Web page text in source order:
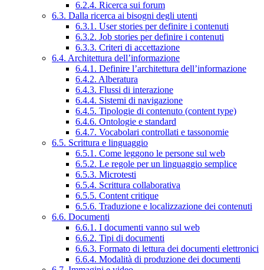
6.2.4. Ricerca sui forum
6.3. Dalla ricerca ai bisogni degli utenti
6.3.1. User stories per definire i contenuti
6.3.2. Job stories per definire i contenuti
6.3.3. Criteri di accettazione
6.4. Architettura dell’informazione
6.4.1. Definire l’architettura dell’informazione
6.4.2. Alberatura
6.4.3. Flussi di interazione
6.4.4. Sistemi di navigazione
6.4.5. Tipologie di contenuto (content type)
6.4.6. Ontologie e standard
6.4.7. Vocabolari controllati e tassonomie
6.5. Scrittura e linguaggio
6.5.1. Come leggono le persone sul web
6.5.2. Le regole per un linguaggio semplice
6.5.3. Microtesti
6.5.4. Scrittura collaborativa
6.5.5. Content critique
6.5.6. Traduzione e localizzazione dei contenuti
6.6. Documenti
6.6.1. I documenti vanno sul web
6.6.2. Tipi di documenti
6.6.3. Formato di lettura dei documenti elettronici
6.6.4. Modalità di produzione dei documenti